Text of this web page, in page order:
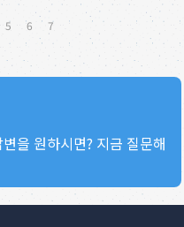
5 6 7
을 원하시면? 지금 질문해